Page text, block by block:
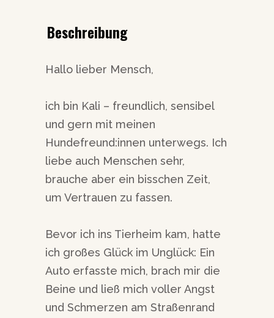
Beschreibung
Hallo lieber Mensch,
ich bin Kali – freundlich, sensibel
und gern mit meinen
Hundefreund:innen unterwegs. Ich
liebe auch Menschen sehr,
brauche aber ein bisschen Zeit,
um Vertrauen zu fassen.
Bevor ich ins Tierheim kam, hatte
ich großes Glück im Unglück: Ein
Auto erfasste mich, brach mir die
Beine und ließ mich voller Angst
und Schmerzen am Straßenrand